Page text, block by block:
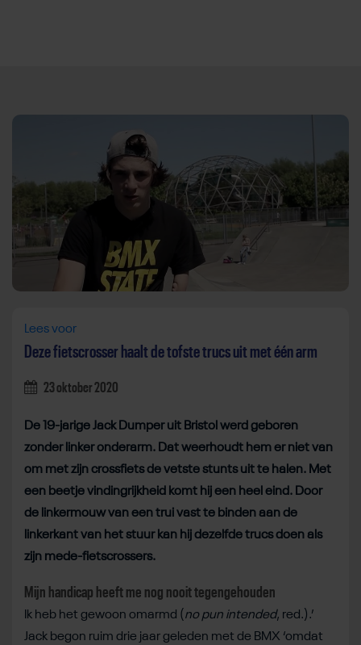
Direct door naar content
Lees voor
Deze fietscrosser haalt de tofste trucs uit met één arm
23 oktober 2020
De 19-jarige Jack Dumper uit Bristol werd geboren
zonder linker onderarm. Dat weerhoudt hem er niet van
om met zijn crossfiets de vetste stunts uit te halen. Met
een beetje vindingrijkheid komt hij een heel eind. Door
de linkermouw van een trui vast te binden aan de
linkerkant van het stuur kan hij dezelfde trucs doen als
zijn mede-fietscrossers.
Mijn handicap heeft me nog nooit tegengehouden
Ik heb het gewoon omarmd ( no pun intended, red.).’
Jack begon ruim drie jaar geleden met de BMX ‘omdat